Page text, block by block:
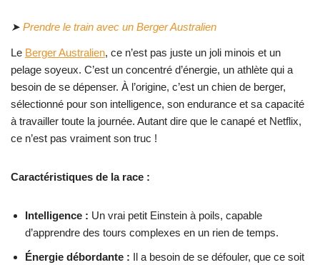
➤ Prendre le train avec un Berger Australien
Le Berger Australien, ce n’est pas juste un joli minois et un
pelage soyeux. C’est un concentré d’énergie, un athlète qui a
besoin de se dépenser. À l’origine, c’est un chien de berger,
sélectionné pour son intelligence, son endurance et sa capacité
à travailler toute la journée. Autant dire que le canapé et Netflix,
ce n’est pas vraiment son truc !
Caractéristiques de la race :
Intelligence : Un vrai petit Einstein à poils, capable
d’apprendre des tours complexes en un rien de temps.
Énergie débordante : Il a besoin de se défouler, que ce soit